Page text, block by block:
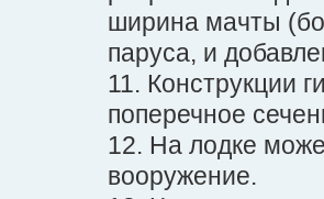
ширина мачты
паруса, и
11. Конструкции
поперечное
12. На лодке
вооружение.